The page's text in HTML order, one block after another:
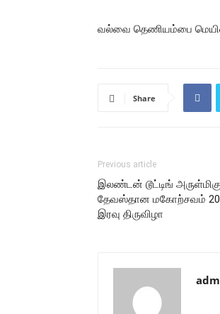
வல்வை தெணியம்பை
Share
Previous article
இலண்டன் டூட்டிங்
தேவஸ்தான மகோற்சவம்
இரவு திருவிழா